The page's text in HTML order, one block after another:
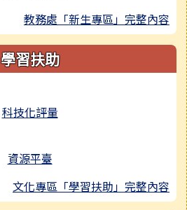
教務處「新生專區」完整內容
學習扶助
科技化評量
資源平臺
文化專區「學習扶助」完整內容